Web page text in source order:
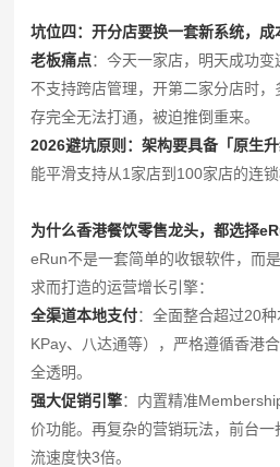
坑位四：开分店要换一套新系统，成
老板痛点：今天一家店，明天成功
不支持跨店管理，开第二家分店时
存完全无法打通，被迫推倒重来。
2026避坑原则：架构要具备「原生
能平滑支持从1家店到100家店的连锁
为什么香港餐饮零售龙头，都选择
eRun不是一套简单的收银软件，而
求而打造的运营增长引擎：
全渠道本地支付：全面整合超过20
KPay、八达通等），严格遵循香港
全透明。
强大促销引擎：内置精准
价功能。再复杂的营销玩法，前台
流速度快3倍。